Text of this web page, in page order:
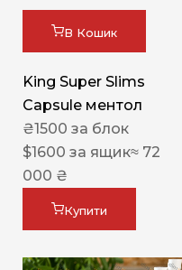
В Кошик
King Super Slims
Capsule ментол
₴1500 за блок
$1600 за ящик≈ 72
000 ₴
Купити